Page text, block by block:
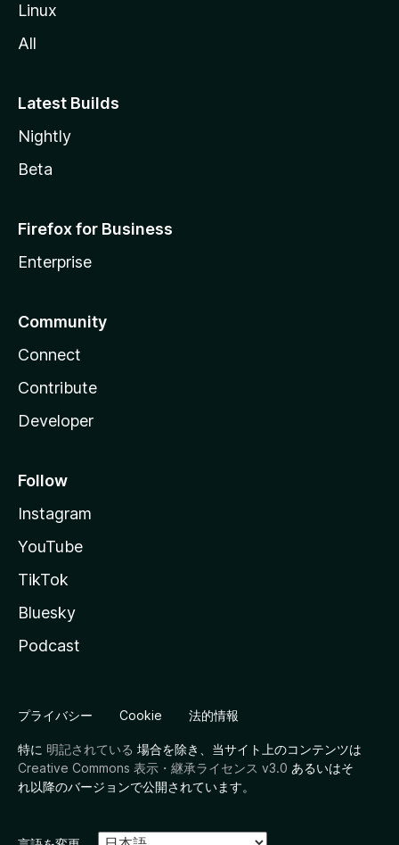
Linux
All
Latest Builds
Nightly
Beta
Firefox for Business
Enterprise
Community
Connect
Contribute
Developer
Follow
Instagram
YouTube
TikTok
Bluesky
Podcast
プライバシー Cookie 法的情報
特に 明記されている 場合を除き、当サイト上のコンテンツは
Creative Commons 表示・継承ライセンス v3.0 あるいはそ
れ以降のバージョンで公開されています。